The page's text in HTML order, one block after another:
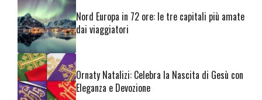
Nord Europa in 72 ore: le tre capitali più amate
dai viaggiatori
Ornaty Natalizi: Celebra la Nascita di Gesù con
Eleganza e Devozione